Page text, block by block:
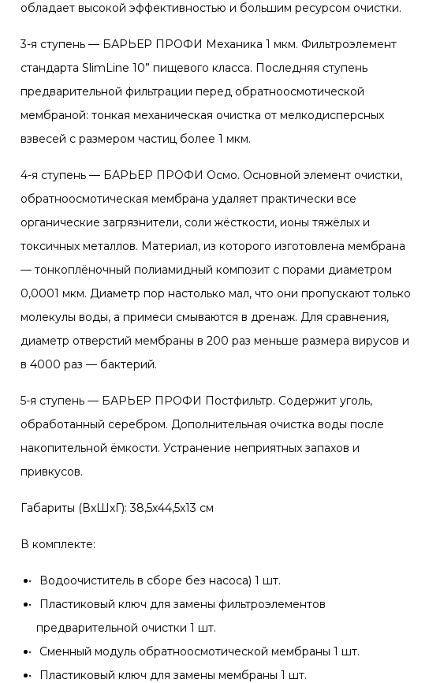
обладает высокой эффективностью и большим ресурсом очистки.
3-я ступень — БАРЬЕР ПРОФИ Механика 1 мкм. Фильтроэлемент
стандарта SlimLine 10” пищевого класса. Последняя ступень
предварительной фильтрации перед обратноосмотической
мембраной: тонкая механическая очистка от мелкодисперсных
взвесей с размером частиц более 1 мкм.
4-я ступень — БАРЬЕР ПРОФИ Осмо. Основной элемент очистки,
обратноосмотическая мембрана удаляет практически все
органические загрязнители, соли жёсткости, ионы тяжёлых и
токсичных металлов. Материал, из которого изготовлена мембрана
— тонкоплёночный полиамидный композит с порами диаметром
0,0001 мкм. Диаметр пор настолько мал, что они пропускают только
молекулы воды, а примеси смываются в дренаж. Для сравнения,
диаметр отверстий мембраны в 200 раз меньше размера вирусов и
в 4000 раз — бактерий.
5-я ступень — БАРЬЕР ПРОФИ Постфильтр. Содержит уголь,
обработанный серебром. Дополнительная очистка воды после
накопительной ёмкости. Устранение неприятных запахов и
привкусов.
Габариты (ВхШхГ): 38,5х44,5х13 см
В комплекте:
Водоочиститель в сборе без насоса) 1 шт.
Пластиковый ключ для замены фильтроэлементов
предварительной очистки 1 шт.
Сменный модуль обратноосмотической мембраны 1 шт.
Пластиковый ключ для замены мембраны 1 шт.